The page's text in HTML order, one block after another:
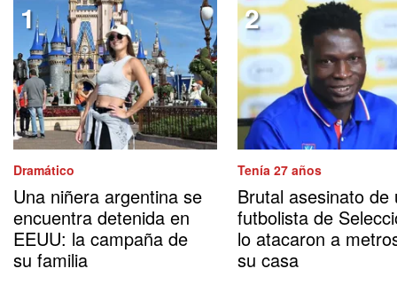
Dramático
Una niñera argentina se
encuentra detenida en
EEUU: la campaña de
su familia
Tenía 27 años
Brutal asesinato de
futbolista de
lo atacaron a
su casa